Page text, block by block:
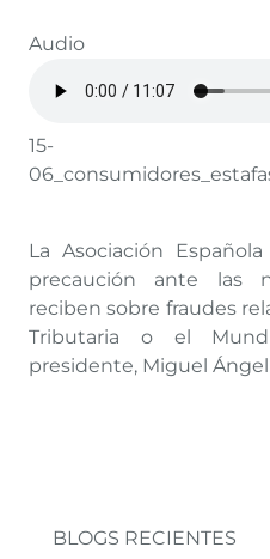
Audio
15-
La Asociación
precaución ante las
reciben sobre fraudes
Tributaria o el
presidente, Miguel Ángel
BLOGS RECIENTES